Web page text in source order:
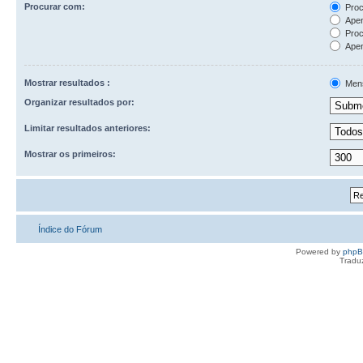
Procurar com:
Mostrar resultados :
Organizar resultados por:
Limitar resultados anteriores:
Mostrar os primeiros:
Índice do Fórum
Powered by